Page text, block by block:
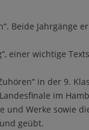
“. Beide Jahrgänge
“, einer wichtige
ören“ in der 9.
im
und Werke sowie
geübt.